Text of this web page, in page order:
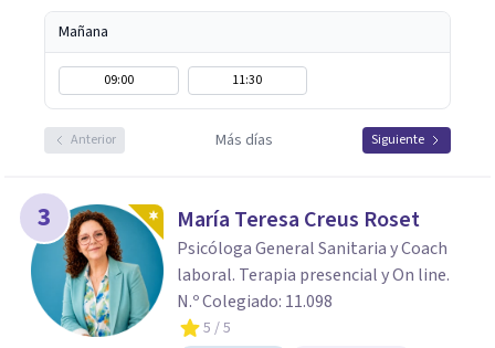
Mañana
09:00 11:30
Anterior Más días Siguiente
3 María Teresa Creus Roset
Psicóloga General Sanitaria y Coach
laboral. Terapia presencial y On line.
N.º Colegiado: 11.098
5 / 5